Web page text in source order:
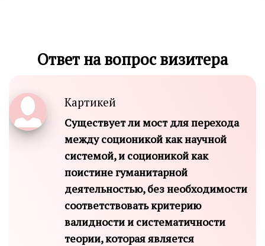
Ответ на вопрос визитера
Картикей
Cуществует ли мост для перехода
между соционикой как научной
системой, и соционикой как
поистине гуманитарной
деятельностью, без необходимости
соответствовать критерию
валидности и систематичности
теории, которая является